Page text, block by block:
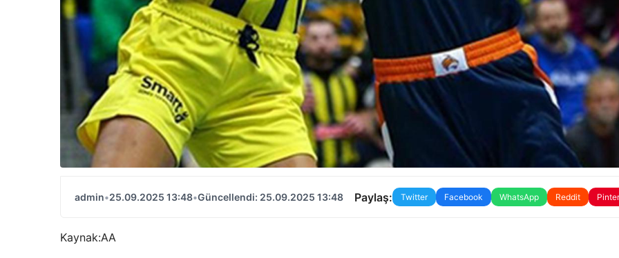
admin•25.09.2025 13:48•Güncellendi: 25.09.2025 13:48 Paylaş: Twitter Facebook WhatsApp Reddit
Kaynak:AA